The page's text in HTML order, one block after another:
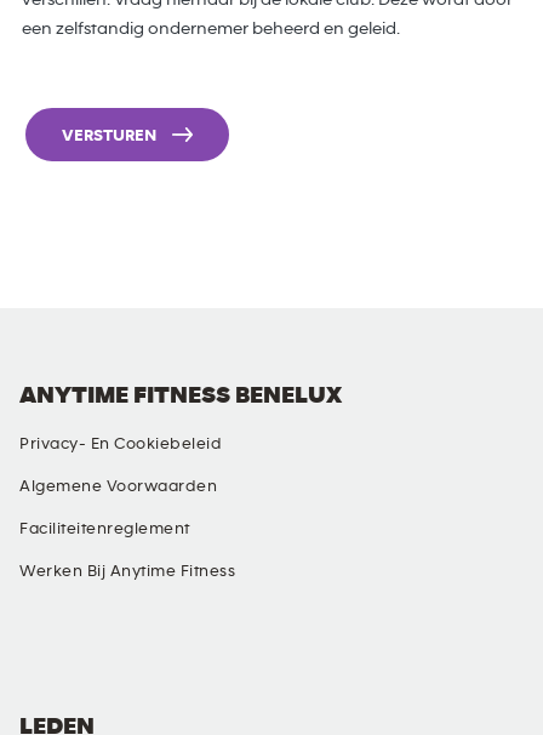
een zelfstandig ondernemer beheerd en geleid.
VERSTUREN
ANYTIME FITNESS BENELUX
Privacy- En Cookiebeleid
Algemene Voorwaarden
Faciliteitenreglement
Werken Bij Anytime Fitness
LEDEN